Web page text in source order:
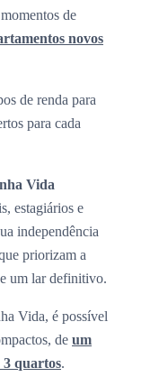
de
novos
de renda para
para cada
Vida
estagiários e
independência
priorizam a
um lar definitivo.
Vida, é possível
de um
3 quartos.